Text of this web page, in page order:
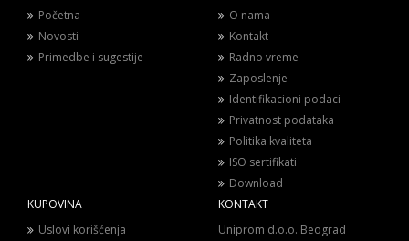
Početna
Novosti
Primedbe i sugestije
O nama
Kontakt
Radno vreme
Zaposlenje
Identifikacioni podaci
Privatnost podataka
Politika kvaliteta
ISO sertifikati
Download
KUPOVINA
Uslovi korišćenja
KONTAKT
Uniprom d.o.o. Beograd